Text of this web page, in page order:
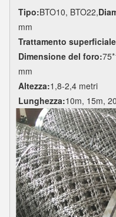
Tipo:BTO10, BTO22,
mm
Trattamento
Dimensione del foro:
mm
Altezza:1,8-2,4 metri
Lunghezza:10m, 15m,